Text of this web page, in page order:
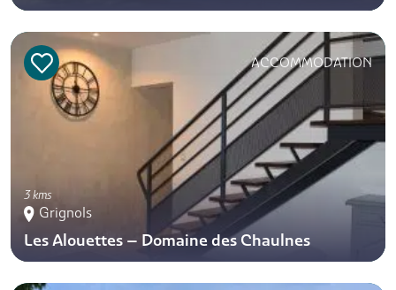
ACCOMMODATION
3 kms
Grignols
Les Alouettes – Domaine des Chaulnes